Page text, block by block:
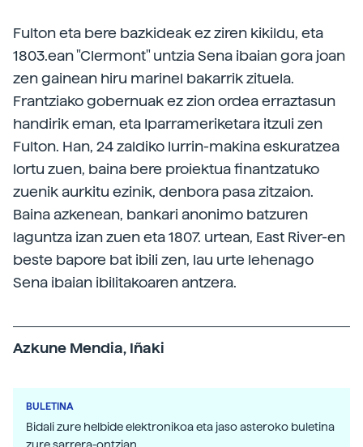
Fulton eta bere bazkideak ez ziren kikildu, eta
1803.ean "Clermont" untzia Sena ibaian gora joan
zen gainean hiru marinel bakarrik zituela.
Frantziako gobernuak ez zion ordea erraztasun
handirik eman, eta Iparrameriketara itzuli zen
Fulton. Han, 24 zaldiko lurrin-makina eskuratzea
lortu zuen, baina bere proiektua finantzatuko
zuenik aurkitu ezinik, denbora pasa zitzaion.
Baina azkenean, bankari anonimo batzuren
laguntza izan zuen eta 1807. urtean, East River-en
beste bapore bat ibili zen, lau urte lehenago
Sena ibaian ibilitakoaren antzera.
Azkune Mendia, Iñaki
BULETINA
Bidali zure helbide elektronikoa eta jaso asteroko buletina